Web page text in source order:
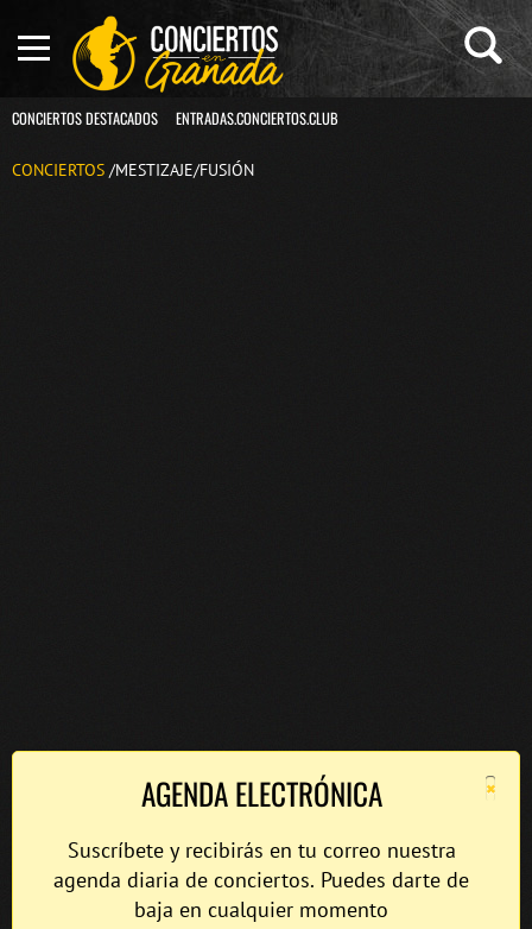
CONCIERTOS DESTACADOS ENTRADAS.CONCIERTOS.CLUB
CONCIERTOS /MESTIZAJE/FUSIÓN
×
AGENDA ELECTRÓNICA
Suscríbete y recibirás en tu correo nuestra
agenda diaria de conciertos. Puedes darte de
baja en cualquier momento